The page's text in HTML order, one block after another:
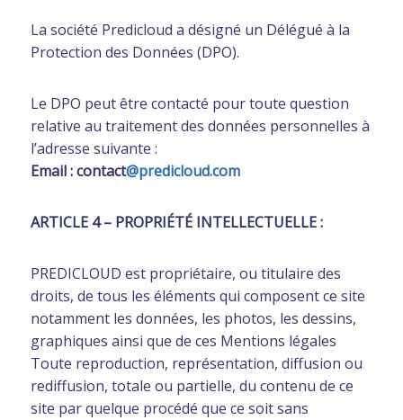
La société Predicloud a désigné un Délégué à la
Protection des Données (DPO).
Le DPO peut être contacté pour toute question
relative au traitement des données personnelles à
l’adresse suivante :
Email : contact@predicloud.com
ARTICLE 4 – PROPRIÉTÉ INTELLECTUELLE :
PREDICLOUD est propriétaire, ou titulaire des
droits, de tous les éléments qui composent ce site
notamment les données, les photos, les dessins,
graphiques ainsi que de ces Mentions légales
Toute reproduction, représentation, diffusion ou
rediffusion, totale ou partielle, du contenu de ce
site par quelque procédé que ce soit sans